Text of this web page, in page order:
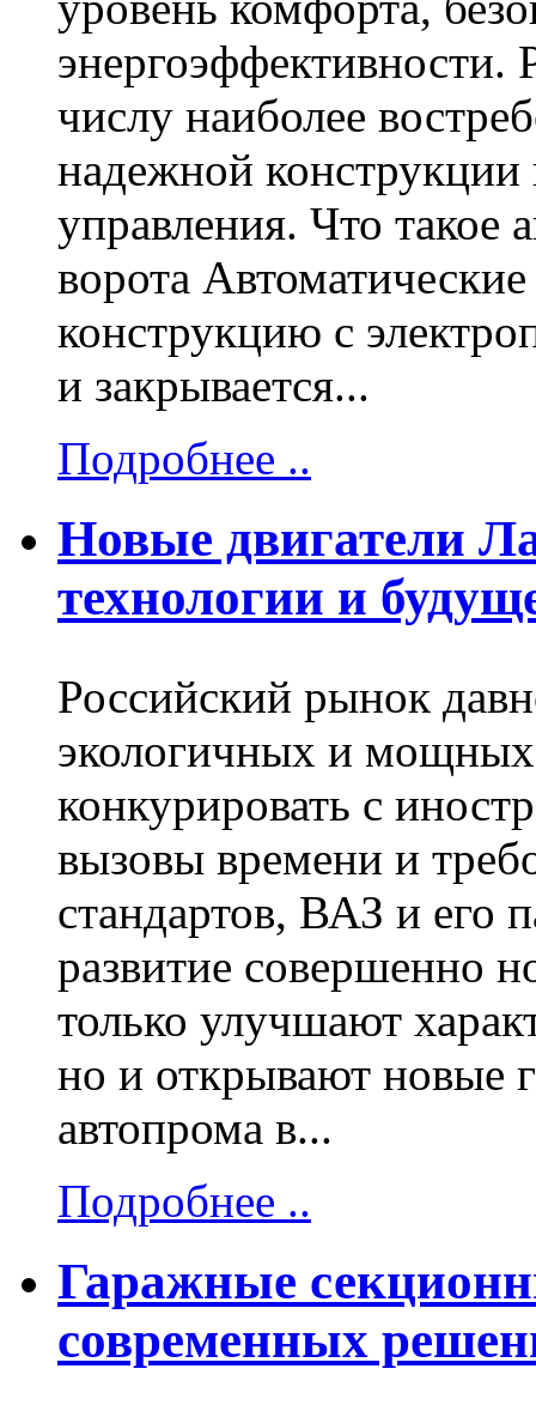
энергоэффективности.
числу наиболее
надежной
управления. Что такое
ворота
конструкцию с
и закрывается...
Подробнее ..
Новые двигатели
технологии и
Российский рынок
экологичных и мощных
конкурировать с
вызовы времени и
стандартов, ВАЗ и его
развитие совершенно
только улучшают
но и открывают новые
автопрома в...
Подробнее ..
Гаражные
современных